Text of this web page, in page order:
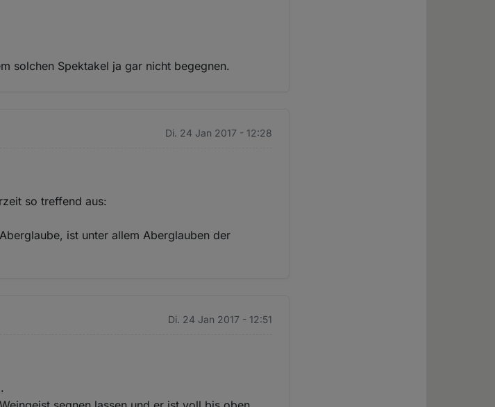
solchen Spektakel ja gar nicht begegnen.
Di. 24 Jan 2017 - 12:28
so treffend aus:
ist unter allem Aberglauben der
Di. 24 Jan 2017 - 12:51